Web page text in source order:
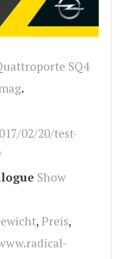
SQ4
.
02/20/test-
Show
, Preis,